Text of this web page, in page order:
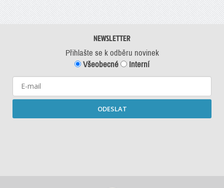
NEWSLETTER
Přihlašte se k odběru novinek
Všeobecné
Interní
ODESLAT